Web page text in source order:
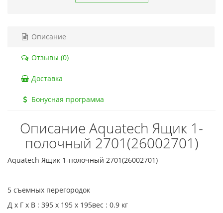
Описание
Отзывы (0)
Доставка
Бонусная программа
Описание Aquatech Ящик 1-
полочный 2701(26002701)
Aquatech Ящик 1-полочный 2701(26002701)
5 съемных перегородок
Д x Г x В : 395 x 195 x 195вес : 0.9 кг